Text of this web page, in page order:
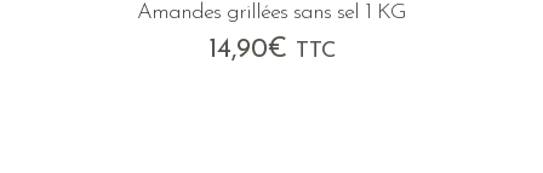
Amandes grillées sans sel 1 KG
14,90€ TTC